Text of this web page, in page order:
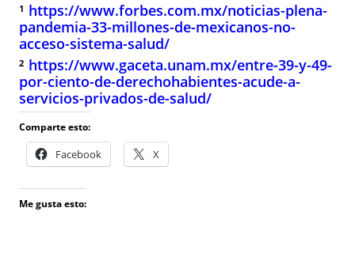
¹ https://www.forbes.com.mx/noticias-plena-
pandemia-33-millones-de-mexicanos-no-
acceso-sistema-salud/
² https://www.gaceta.unam.mx/entre-39-y-49-
por-ciento-de-derechohabientes-acude-a-
servicios-privados-de-salud/
Comparte esto:
Facebook X
Me gusta esto: